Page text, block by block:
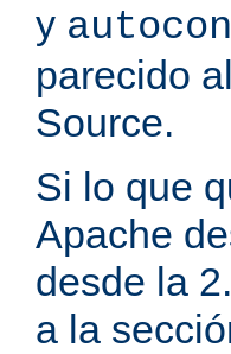
y
parecido
Source.
Si lo que
Apache
desde la
a la